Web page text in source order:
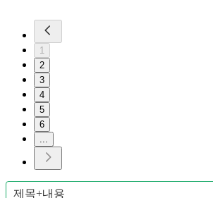
1
2
3
4
5
6
제목+내용